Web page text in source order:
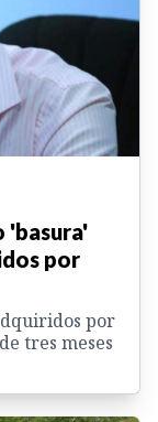
'basura'
por
por
tres meses